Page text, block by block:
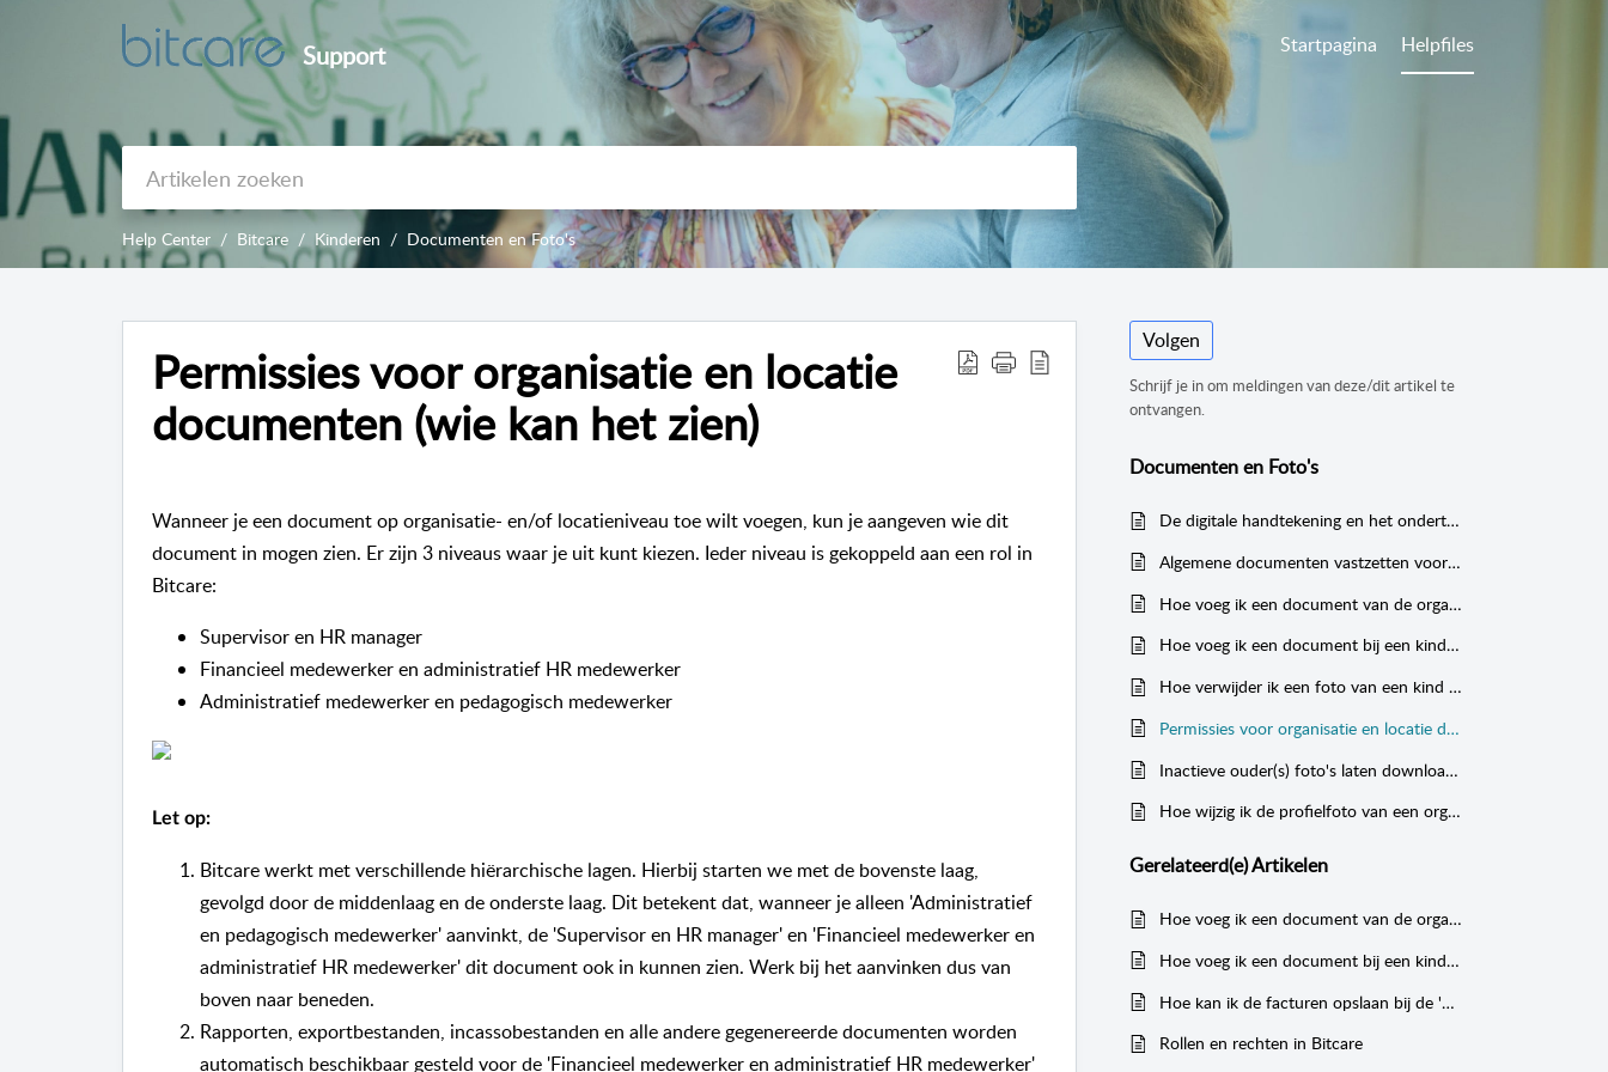
Support Startpagina Helpfiles
Help Center Bitcare Kinderen Documenten en Foto's
Permissies voor organisatie en locatie
documenten (wie kan het zien)
Wanneer je een document op organisatie- en/of locatieniveau toe wilt voegen, kun je aangeven wie dit
document in mogen zien. Er zijn 3 niveaus waar je uit kunt kiezen. Ieder niveau is gekoppeld aan een rol in
Bitcare:
Supervisor en HR manager
Financieel medewerker en administratief HR medewerker
Administratief medewerker en pedagogisch medewerker
Let op:
Bitcare werkt met verschillende hiërarchische lagen. Hierbij starten we met de bovenste laag,
gevolgd door de middenlaag en de onderste laag. Dit betekent dat, wanneer je alleen 'Administratief
en pedagogisch medewerker' aanvinkt, de 'Supervisor en HR manager' en 'Financieel medewerker en
administratief HR medewerker' dit document ook in kunnen zien. Werk bij het aanvinken dus van
boven naar beneden.
Rapporten, exportbestanden, incassobestanden en alle andere gegenereerde documenten worden
automatisch beschikbaar gesteld voor de 'Financieel medewerker en administratief HR medewerker'
Volgen
Schrijf je in om meldingen van deze/dit artikel te
ontvangen.
Documenten en Foto's
De digitale handtekening en het ondertekenen van contracten en andere documenten
Algemene documenten vastzetten voor ouders (bv. beleid of algemene voorwaarden)
Hoe voeg ik een document van de organisatie of locatie toe via de website? - Inclusief herinneringsmail voor verlopen document
Hoe voeg ik een document bij een kind toe via de website? (bijv. contract of medicatieformulier)
Hoe verwijder ik een foto van een kind via de website?
Permissies voor organisatie en locatie documenten (wie kan het zien)
Inactieve ouder(s) foto's laten downloaden
Hoe wijzig ik de profielfoto van een organisatie, groep of kind via de website?
Gerelateerd(e)Artikelen
Hoe voeg ik een document van de organisatie of locatie toe via de website? - Inclusief herinneringsmail voor verlopen document
Hoe voeg ik een document bij een kind toe via de website? (bijv. contract of medicatieformulier)
Hoe kan ik de facturen opslaan bij de 'Documenten' het kind en in de Ouder app?
Rollen en rechten in Bitcare